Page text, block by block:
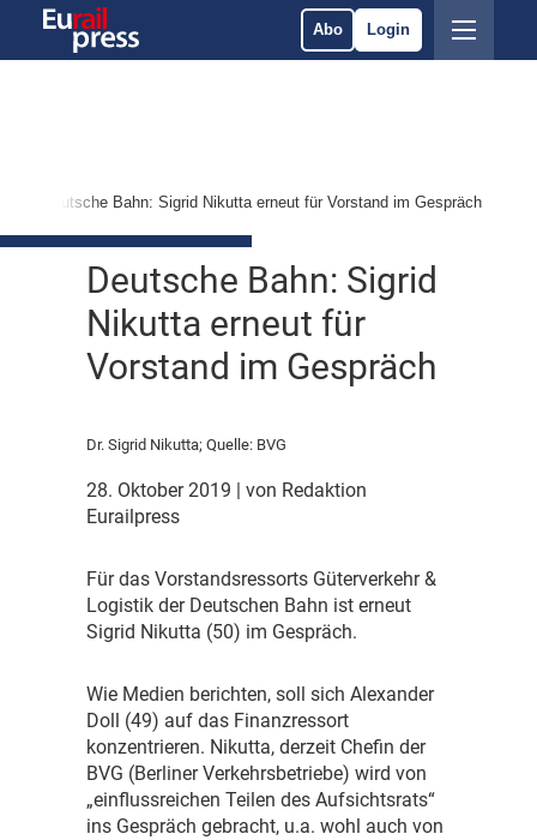
Abo Login
Deutsche Bahn: Sigrid Nikutta erneut für Vorstand im Gespräch
Deutsche Bahn: Sigrid
Nikutta erneut für
Vorstand im Gespräch
Dr. Sigrid Nikutta; Quelle: BVG
28. Oktober 2019
| von Redaktion
Eurailpress
Für das Vorstandsressorts Güterverkehr &
Logistik der Deutschen Bahn ist erneut
Sigrid Nikutta (50) im Gespräch.
Wie Medien berichten, soll sich Alexander
Doll (49) auf das Finanzressort
konzentrieren. Nikutta, derzeit Chefin der
BVG (Berliner Verkehrsbetriebe) wird von
„einflussreichen Teilen des Aufsichtsrats“
ins Gespräch gebracht, u.a. wohl auch von